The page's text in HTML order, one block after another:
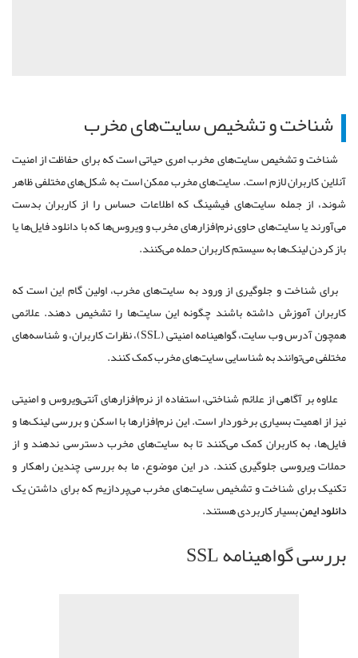
شناخت و تشخیص سایت‌های مخرب
شناخت و تشخیص سایت‌های مخرب امری حیاتی است که برای حفاظت از امنیت
آنلاین کاربران لازم است. سایت‌های مخرب ممکن است به شکل‌های مختلفی ظاهر
شوند، از جمله سایت‌های فیشینگ که اطلاعات حساس را از کاربران بدست
می‌آورند یا سایت‌های حاوی نرم‌افزارهای مخرب و ویروس‌ها که با دانلود فایل‌ها یا
باز کردن لینک‌ها به سیستم کاربران حمله می‌کنند.
برای شناخت و جلوگیری از ورود به سایت‌های مخرب، اولین گام این است که
کاربران آموزش داشته باشند چگونه این سایت‌ها را تشخیص دهند. علائمی
همچون آدرس وب سایت، گواهینامه امنیتی (SSL)، نظرات کاربران، و شناسه‌های
مختلفی می‌توانند به شناسایی سایت‌های مخرب کمک کنند.
علاوه بر آگاهی از علائم شناختی، استفاده از نرم‌افزارهای آنتی‌ویروس و امنیتی
نیز از اهمیت بسیاری برخوردار است. این نرم‌افزارها با اسکن و بررسی لینک‌ها و
فایل‌ها، به کاربران کمک می‌کنند تا به سایت‌های مخرب دسترسی ندهند و از
حملات ویروسی جلوگیری کنند. در این موضوع، ما به بررسی چندین راهکار و
تکنیک برای شناخت و تشخیص سایت‌های مخرب می‌پردازیم که برای داشتن یک
دانلود ایمنبسیار کاربردی هستند.
بررسی گواهینامه SSL